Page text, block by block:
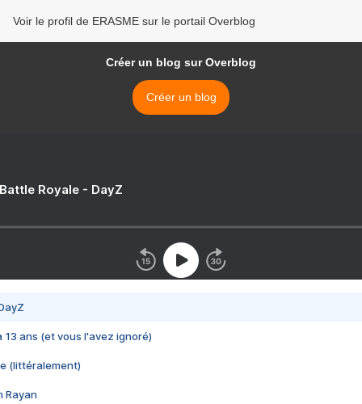
Voir le profil de ERASME sur le portail Overblog
Créer un blog sur Overblog
Créer un blog
Royale - DayZ
13 ans (et vous l'avez ignoré)
(littéralement)
Rayan